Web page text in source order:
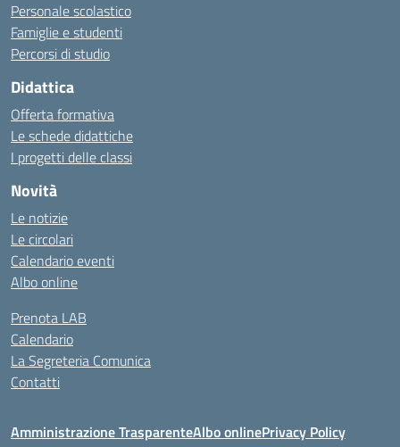
Personale scolastico
Famiglie e studenti
Percorsi di studio
Didattica
Offerta formativa
Le schede didattiche
I progetti delle classi
Novità
Le notizie
Le circolari
Calendario eventi
Albo online
Prenota LAB
Calendario
La Segreteria Comunica
Contatti
Amministrazione TrasparenteAlbo onlinePrivacy Policy